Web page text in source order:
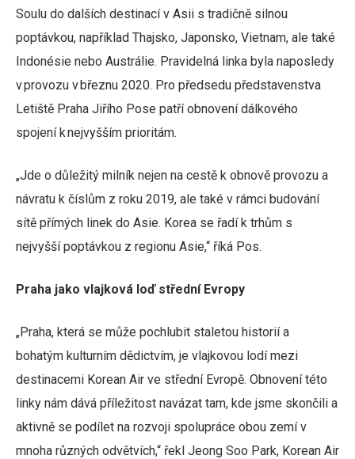
Soulu do dalších destinací v Asii s tradičně silnou
poptávkou, například Thajsko, Japonsko, Vietnam, ale také
Indonésie nebo Austrálie. Pravidelná linka byla naposledy
v provozu v březnu 2020. Pro předsedu představenstva
Letiště Praha Jiřího Pose patří obnovení dálkového
spojení k nejvyšším prioritám.
„Jde o důležitý milník nejen na cestě k obnově provozu a
návratu k číslům z roku 2019, ale také v rámci budování
sítě přímých linek do Asie. Korea se řadí k trhům s
nejvyšší poptávkou z regionu Asie,“ říká Pos.
Praha jako vlajková loď střední Evropy
„Praha, která se může pochlubit staletou historií a
bohatým kulturním dědictvím, je vlajkovou lodí mezi
destinacemi Korean Air ve střední Evropě. Obnovení této
linky nám dává příležitost navázat tam, kde jsme skončili a
aktivně se podílet na rozvoji spolupráce obou zemí v
mnoha různých odvětvích,“ řekl Jeong Soo Park, Korean Air